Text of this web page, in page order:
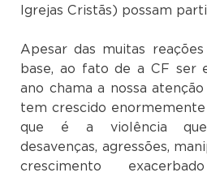
Igrejas Cristãs) possam
Apesar das muitas
base, ao fato de a CF ser
ano chama a nossa
tem crescido
que é a violência que
desavenças, agressões,
crescimento